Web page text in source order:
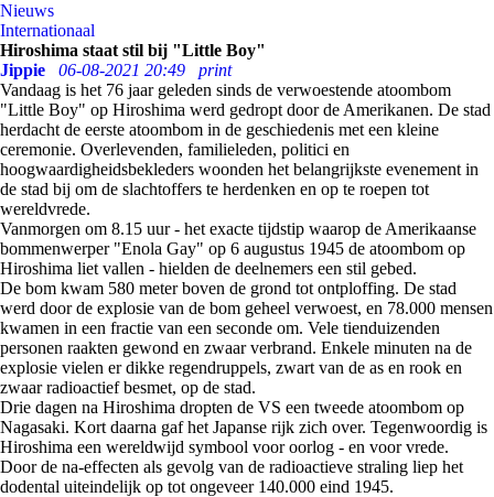
Nieuws
Internationaal
Hiroshima staat stil bij "Little Boy"
Jippie
06-08-2021 20:49
print
Vandaag is het 76 jaar geleden sinds de verwoestende atoombom
"Little Boy" op Hiroshima werd gedropt door de Amerikanen. De stad
herdacht de eerste atoombom in de geschiedenis met een kleine
ceremonie. Overlevenden, familieleden, politici en
hoogwaardigheidsbekleders woonden het belangrijkste evenement in
de stad bij om de slachtoffers te herdenken en op te roepen tot
wereldvrede.
Vanmorgen om 8.15 uur - het exacte tijdstip waarop de Amerikaanse
bommenwerper "Enola Gay" op 6 augustus 1945 de atoombom op
Hiroshima liet vallen - hielden de deelnemers een stil gebed.
De bom kwam 580 meter boven de grond tot ontploffing. De stad
werd door de explosie van de bom geheel verwoest, en 78.000 mensen
kwamen in een fractie van een seconde om. Vele tienduizenden
personen raakten gewond en zwaar verbrand. Enkele minuten na de
explosie vielen er dikke regendruppels, zwart van de as en rook en
zwaar radioactief besmet, op de stad.
Drie dagen na Hiroshima dropten de VS een tweede atoombom op
Nagasaki. Kort daarna gaf het Japanse rijk zich over. Tegenwoordig is
Hiroshima een wereldwijd symbool voor oorlog - en voor vrede.
Door de na-effecten als gevolg van de radioactieve straling liep het
dodental uiteindelijk op tot ongeveer 140.000 eind 1945.